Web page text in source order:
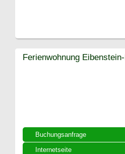
Buchungsanfrage
Internetseite
Ferienwohnung